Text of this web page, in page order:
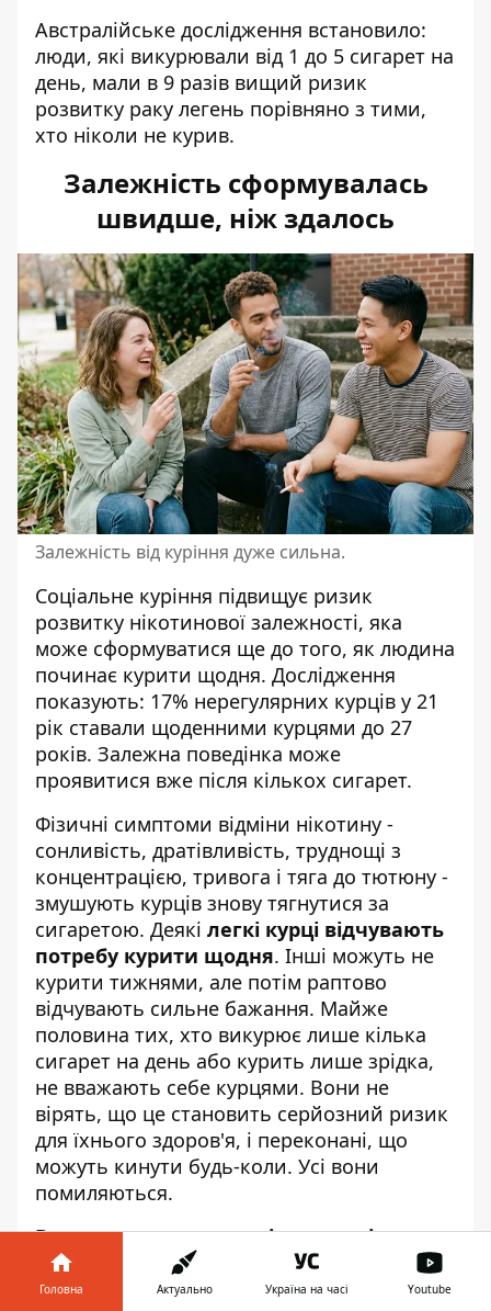
Австралійське дослідження встановило:
люди, які викурювали від 1 до 5 сигарет на
день, мали в 9 разів вищий ризик
розвитку раку легень порівняно з тими,
хто ніколи не курив.
Залежність сформувалась
швидше, ніж здалось
Залежність від куріння дуже сильна.
Соціальне куріння підвищує ризик
розвитку нікотинової залежності, яка
може сформуватися ще до того, як людина
починає курити щодня. Дослідження
показують: 17% нерегулярних курців у 21
рік ставали щоденними курцями до 27
років. Залежна поведінка може
проявитися вже після кількох сигарет.
Фізичні симптоми відміни нікотину -
сонливість, дратівливість, труднощі з
концентрацією, тривога і тяга до тютюну -
змушують курців знову тягнутися за
сигаретою. Деякі легкі курці відчувають
потребу курити щодня. Інші можуть не
курити тижнями, але потім раптово
відчувають сильне бажання. Майже
половина тих, хто викурює лише кілька
сигарет на день або курить лише зрідка,
не вважають себе курцями. Вони не
вірять, що це становить серйозний ризик
для їхнього здоров'я, і переконані, що
можуть кинути будь-коли. Усі вони
помиляються.
Вживання алкоголю під час куріння
значно посилює ризики
: поєднання цих
двох речовин підвищує імовірність раку
Головна Актуально Україна на часі Youtube